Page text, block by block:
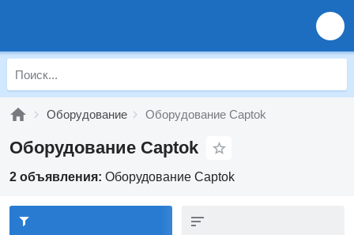
Оборудование Оборудование Captok
Оборудование Captok
2 объявления: Оборудование Captok